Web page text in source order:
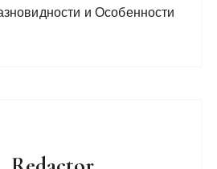
и Особенности